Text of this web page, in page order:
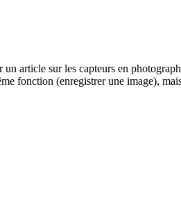
article sur les capteurs en
fonction (enregistrer une image),